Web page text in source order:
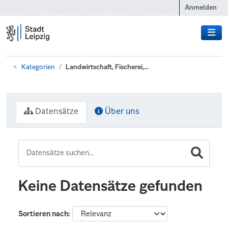
Anmelden
Kategorien Landwirtschaft, Fischerei,...
Datensätze Über uns
Keine Datensätze gefunden
Sortieren nach